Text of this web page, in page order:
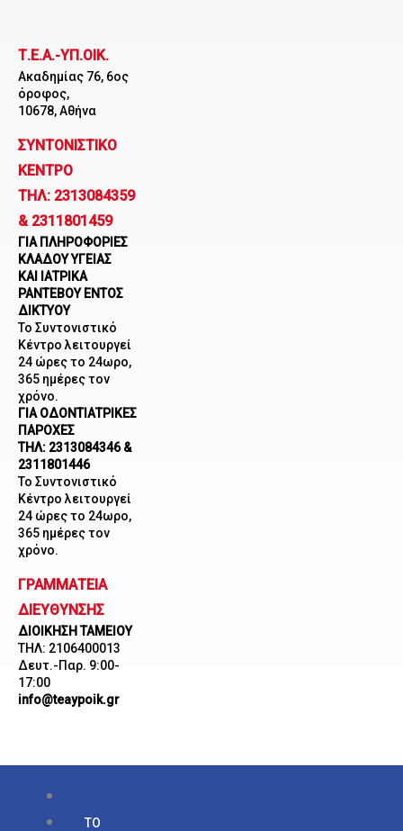
περιεχόμενο
Τ.Ε.Α.-ΥΠ.ΟΙΚ.
Ακαδημίας 76, 6ος
όροφος,
10678, Αθήνα
ΣΥΝΤΟΝΙΣΤΙΚΟ
ΚΕΝΤΡΟ
ΤΗΛ: 2313084359
& 2311801459
ΓΙΑ ΠΛΗΡΟΦΟΡΙΕΣ
ΚΛΑΔΟΥ ΥΓΕΙΑΣ
ΚΑΙ ΙΑΤΡΙΚΑ
ΡΑΝΤΕΒΟΥ ΕΝΤΟΣ
ΔΙΚΤΥΟΥ
Το Συντονιστικό
Κέντρο λειτουργεί
24 ώρες το 24ωρο,
365 ημέρες τον
χρόνο.
ΓΙΑ ΟΔΟΝΤΙΑΤΡΙΚΕΣ
ΠΑΡΟΧΕΣ
ΤΗΛ: 2313084346 &
2311801446
Το Συντονιστικό
Κέντρο λειτουργεί
24 ώρες το 24ωρο,
365 ημέρες τον
χρόνο.
ΓΡΑΜΜΑΤΕΙΑ
ΔΙΕΥΘΥΝΣΗΣ
ΔΙΟΙΚΗΣΗ ΤΑΜΕΙΟΥ
ΤΗΛ: 2106400013
Δευτ.-Παρ. 9:00-
17:00
info@teaypoik.gr
ΤΟ